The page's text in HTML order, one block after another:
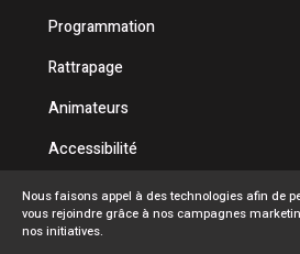
Programmation
Rattrapage
Animateurs
Accessibilité
Politique de confidentialité
Conditions d'utilisation
Nous faisons appel à des technologies afin de
vous rejoindre grâce à nos campagnes
nos initiatives.